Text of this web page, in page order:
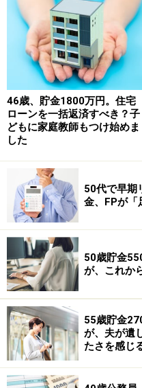
（3）加入している保険
・本人／個人年金保険
円）＝払込終了
・本人／終身保険（60
＝毎月の保険料9600円
・本人／医療保険（終身
ん特約、通院特約付き
（4）リタイア後の生活に
定年後は趣味を楽しむ。
■FP深野康彦からの2つの
アドバイス1 資金的に
ほぼない
アドバイス2 一変する生
アドバイスの詳細はこち
※記事内容は執筆時点のもの
46歳、貯金1800万円。住宅
ローンを一括返済すべき？子
どもに家庭教師もつけ始めま
した
50代で早期
金、FPが「
50歳貯金
が、これか
55歳貯金
が、夫が遺
たさを感じ